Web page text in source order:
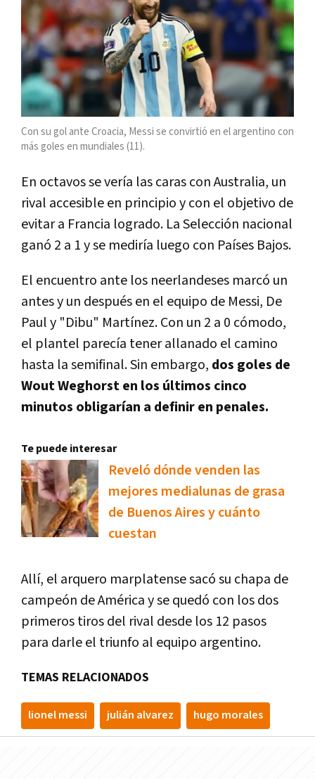
Con su gol ante Croacia, Messi se convirtió en el argentino con
más goles en mundiales (11).
En octavos se vería las caras con Australia, un
rival accesible en principio y con el objetivo de
evitar a Francia logrado. La Selección nacional
ganó 2 a 1 y se mediría luego con Países Bajos.
El encuentro ante los neerlandeses marcó un
antes y un después en el equipo de Messi, De
Paul y "Dibu" Martínez. Con un 2 a 0 cómodo,
el plantel parecía tener allanado el camino
hasta la semifinal. Sin embargo, dos goles de
Wout Weghorst en los últimos cinco
minutos obligarían a definir en penales.
Te puede interesar
Reveló dónde venden las
mejores medialunas de grasa
de Buenos Aires y cuánto
cuestan
Allí, el arquero marplatense sacó su chapa de
campeón de América y se quedó con los dos
primeros tiros del rival desde los 12 pasos
para darle el triunfo al equipo argentino.
TEMAS RELACIONADOS
lionel messi julián alvarez hugo morales